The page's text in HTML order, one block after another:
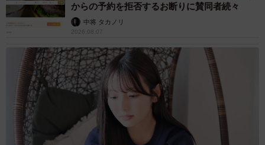
からの予約を拒否するお断りに賛同者続々
中将 タカノリ
2026.08.07